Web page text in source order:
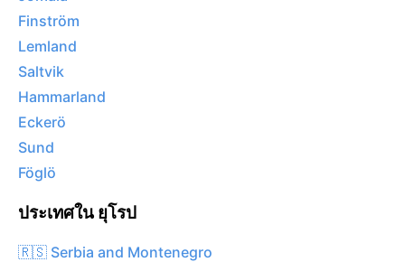
Finström
Lemland
Saltvik
Hammarland
Eckerö
Sund
Föglö
ประเทศใน ยุโรป
🇷🇸 Serbia and Montenegro